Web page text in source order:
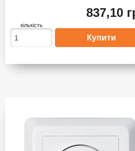
837,10
кількість